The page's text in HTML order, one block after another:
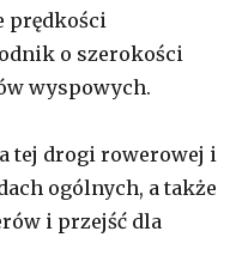
prędkości
o szerokości
wyspowych.
tej drogi rowerowej i
ogólnych, a także
i przejść dla